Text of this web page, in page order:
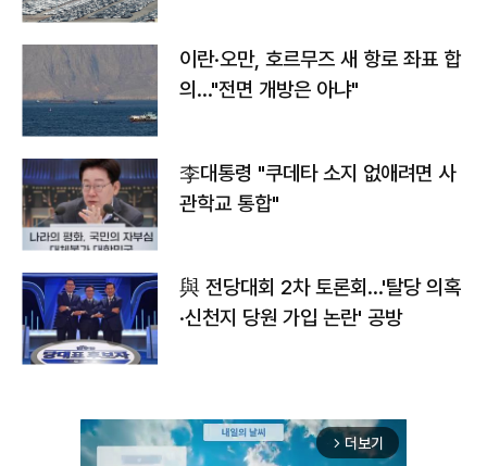
이란·오만, 호르무즈 새 항로 좌표 합
의…"전면 개방은 아냐"
李대통령 "쿠데타 소지 없애려면 사
관학교 통합"
與 전당대회 2차 토론회…'탈당 의혹
·신천지 당원 가입 논란' 공방
arrow_forward_ios 더보기